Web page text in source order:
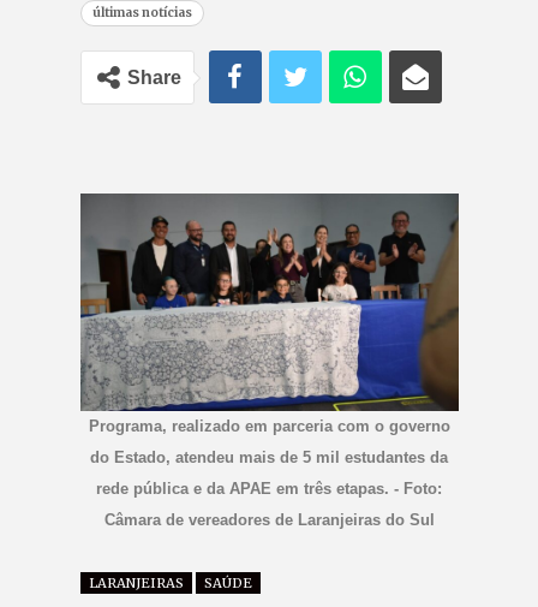
últimas notícias
Share
Programa, realizado em parceria com o governo
do Estado, atendeu mais de 5 mil estudantes da
rede pública e da APAE em três etapas. - Foto:
Câmara de vereadores de Laranjeiras do Sul
LARANJEIRAS SAÚDE